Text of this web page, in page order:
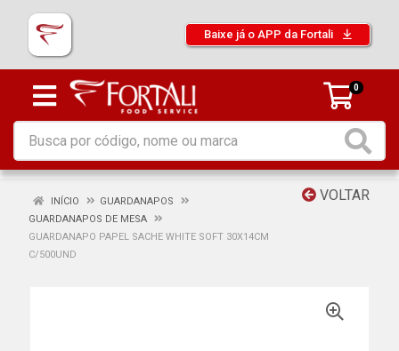
Baixe já o APP da Fortali
0
VOLTAR
INÍCIO
GUARDANAPOS
GUARDANAPOS DE MESA
GUARDANAPO PAPEL SACHE WHITE SOFT 30X14CM
C/500UND